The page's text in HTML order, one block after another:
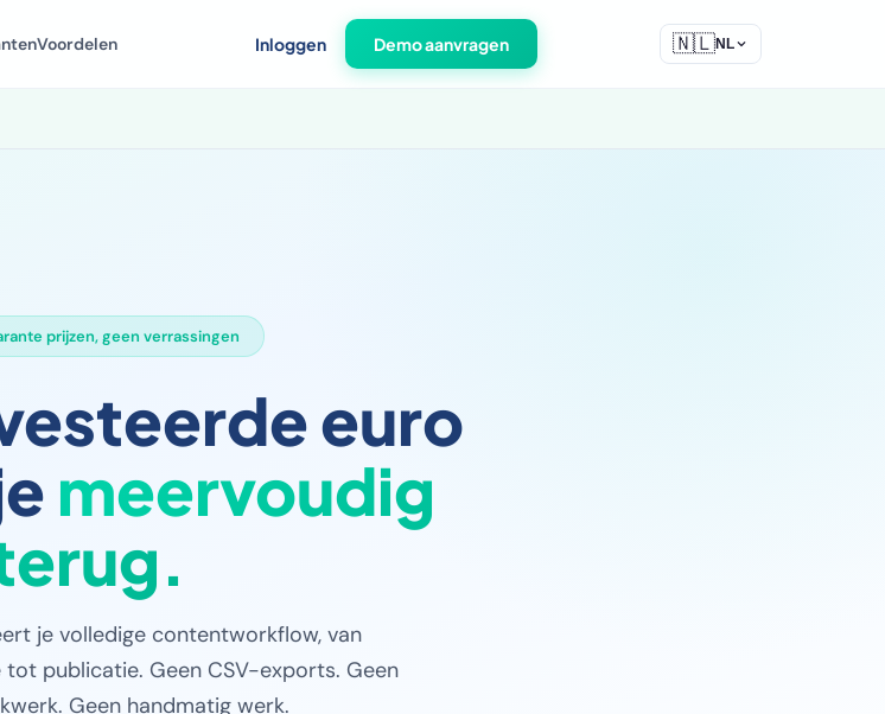
Voordelen Inloggen Demo aanvragen 🇳🇱NL
prijzen, geen verrassingen
euro
meervoudig
je volledige contentworkflow, van
publicatie. Geen CSV-exports. Geen
Geen handmatig werk.